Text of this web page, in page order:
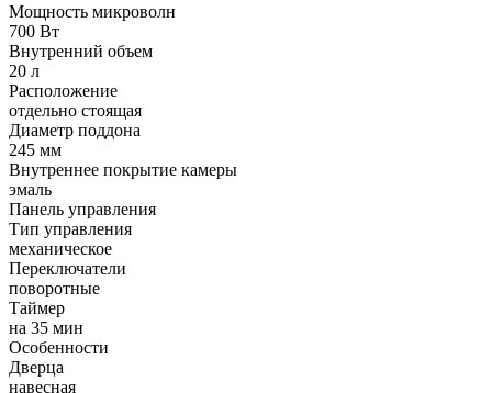
Мощность микроволн
700 Вт
Внутренний объем
20 л
Расположение
отдельно стоящая
Диаметр поддона
245 мм
Внутреннее покрытие камеры
эмаль
Панель управления
Тип управления
механическое
Переключатели
поворотные
Таймер
на 35 мин
Особенности
Дверца
навесная